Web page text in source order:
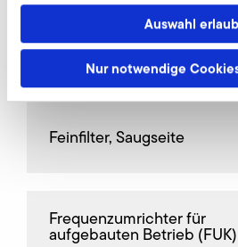
Auswahl
Nur notwendige
Ersatzfiltermatten
Feinfilter, Saugseite
Frequenz­umrichter für
aufgebauten Betrieb (FUK)